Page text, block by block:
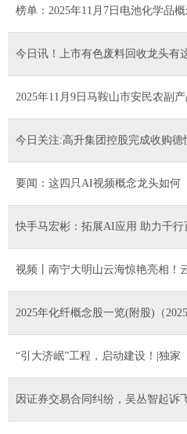
榜单：2025年11月7日电池化学品
今日讯！上市有色废料回收龙头有
2025年11月9日马鞍山市安民农副
今日关注:高升集团控股完成收购德
要闻：这四只AI视频概念龙头如何（
快手马宏彬：拓展AI应用 助力千行
视频丨南宁大明山云海惊艳亮相！
2025年化纤概念股一览(附股)（
“引大济岷”工程，启动建设！|独家
因证券交易合同纠纷，吴丛智起诉